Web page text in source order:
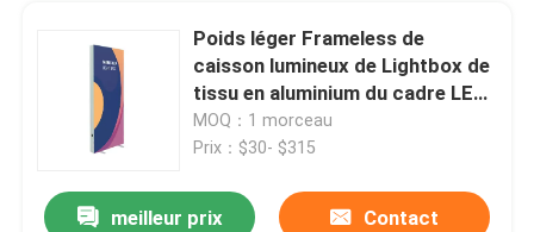
Poids léger Frameless de
caisson lumineux de Lightbox de
tissu en aluminium du cadre LED
Seg
MOQ：1 morceau
Prix：$30- $315
meilleur prix Contact